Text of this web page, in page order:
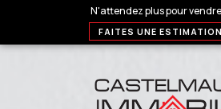
N'attendez plus pour
FAITES UNE